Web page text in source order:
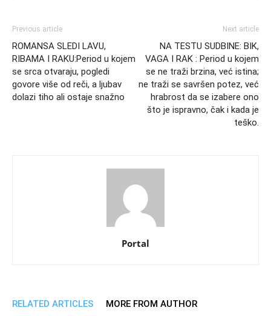
Previous article
ROMANSA SLEDI LAVU,
RIBAMA I RAKU:Period u kojem
se srca otvaraju, pogledi
govore više od reči, a ljubav
dolazi tiho ali ostaje snažno
Next article
NA TESTU SUDBINE: BIK,
VAGA I RAK : Period u kojem
se ne traži brzina, već istina;
ne traži se savršen potez, već
hrabrost da se izabere ono
što je ispravno, čak i kada je
teško.
Portal
RELATED ARTICLES MORE FROM AUTHOR